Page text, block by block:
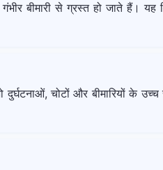
बीमारी से ग्रस्त हो जाते हैं।
दुर्घटनाओं, चोटों और बीमारियों के